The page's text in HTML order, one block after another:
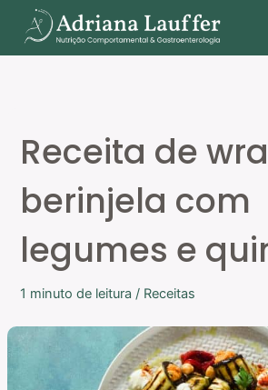
para
o
Receita de
berinjela com
legumes e
1 minuto de leitura / Receitas
e
a